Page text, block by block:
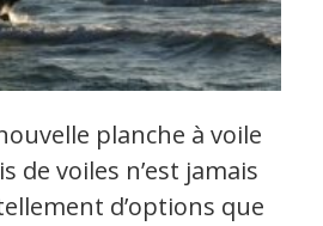
planche à voile
de voiles n’est jamais
d’options que